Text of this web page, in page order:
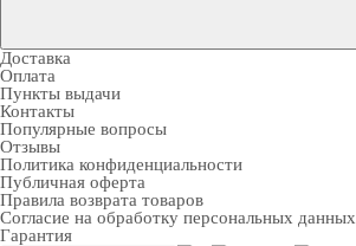
Доставка
Оплата
Пункты выдачи
Контакты
Популярные вопросы
Отзывы
Политика конфиденциальности
Публичная оферта
Правила возврата товаров
Согласие на обработку персональных данных
Гарантия